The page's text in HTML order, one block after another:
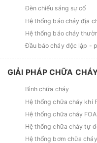
Đèn chiếu sáng sự cố
Hệ thống báo cháy địa
Hệ thống báo cháy
Đầu báo cháy độc lập -
GIẢI PHÁP CHỮA
Bình chữa cháy
Hệ thống chữa cháy khí
Hệ thống chữa cháy
Hệ thống chữa cháy tự
Hệ thống bơm chữa cháy